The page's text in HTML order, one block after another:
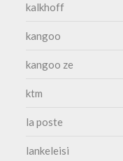
kalkhoff
kangoo
kangoo ze
ktm
la poste
lankeleisi